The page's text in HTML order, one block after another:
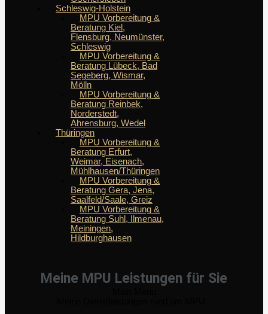
Schleswig-Holstein
MPU Vorbereitung &
Beratung Kiel,
Flensburg, Neumünster,
Schleswig
MPU Vorbereitung &
Beratung Lübeck, Bad
Segeberg, Wismar,
Mölln
MPU Vorbereitung &
Beratung Reinbek,
Norderstedt,
Ahrensburg, Wedel
Thüringen
MPU Vorbereitung &
Beratung Erfurt,
Weimar, Eisenach,
Mühlhausen/Thüringen
MPU Vorbereitung &
Beratung Gera, Jena,
Saalfeld/Saale, Greiz
MPU Vorbereitung &
Beratung Suhl, Ilmenau,
Meiningen,
Hildburghausen
Meine MPU Leistungen für Sie